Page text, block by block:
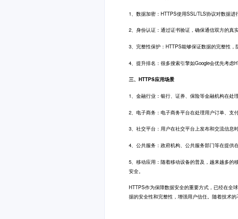
1、数据加密：HTTPS使用SSL/TLS协议对数据进
2、身份认证：通过证书验证，确保通信双方的真
3、完整性保护：HTTPS能够保证数据的完整性，
4、提升排名：很多搜索引擎如Google会优先考虑
三、HTTPS应用场景
1、金融行业：银行、证券、保险等金融机构在处
2、电子商务：电子商务平台在处理用户订单、支
3、社交平台：用户在社交平台上发布和交流信息
4、公共服务：政府机构、公共服务部门等在提供
5、移动应用：随着移动设备的普及，越来越多的
安全。
HTTPS作为保障数据安全的重要方式，已经在全
据的安全性和完整性，增强用户信任。随着技术